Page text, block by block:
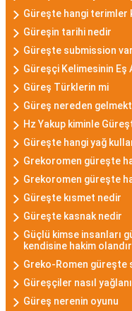
Güreşte hangi terimler
Güreşin tarihi nedir
Güreşte submission var
Güreşçi Kelimesinin Eş
Güreş Türklerin mi
Güreş nereden
Hz Yakup kiminle
Güreşte hangi yağ
Grekoromen güreşte
Grekoromen güreşte
Güreşte kısmet nedir
Güreşte kasnak nedir
Güçlü kimse insanları
kendisine hakim
Greko-Romen
Güreşçiler nasıl
Güreş nerenin oyunu